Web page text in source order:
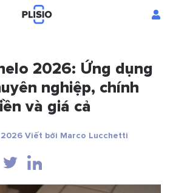
2026: Ứng dụng
nghiệp, chính
và giá cả
Viết bởi Marco Lucchetti